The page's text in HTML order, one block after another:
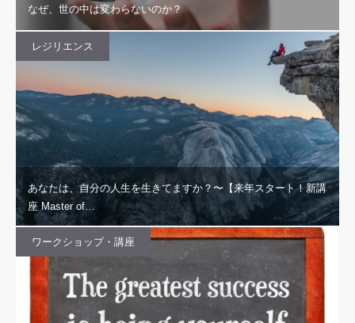
なぜ、世の中は変わらないのか？
レジリエンス
あなたは、自分の人生を生きてますか？〜【来年スタート！新講
座 Master of…
ワークショップ・講座